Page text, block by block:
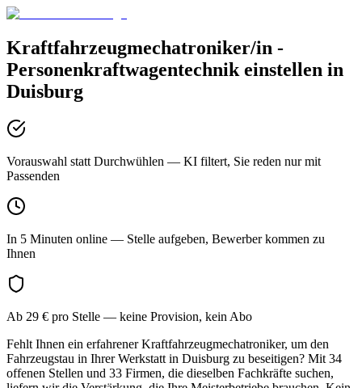
Kraftfahrzeugmechatroniker/in -
Personenkraftwagentechnik einstellen in
Duisburg
Vorauswahl statt Durchwühlen — KI filtert, Sie reden nur mit
Passenden
In 5 Minuten online — Stelle aufgeben, Bewerber kommen zu
Ihnen
Ab 29 € pro Stelle — keine Provision, kein Abo
Fehlt Ihnen ein erfahrener Kraftfahrzeugmechatroniker, um den
Fahrzeugstau in Ihrer Werkstatt in Duisburg zu beseitigen? Mit 34
offenen Stellen und 33 Firmen, die dieselben Fachkräfte suchen,